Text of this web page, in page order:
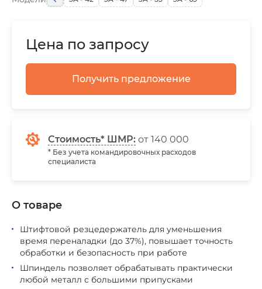
Цена по запросу
Получить предложение
Стоимость* ШМР: от 140 000
* Без учета командировочных расходов
специалиста
Штифтовой резцедержатель для уменьшения
время переналадки (до 37%), повышает точность
обработки и безопасность при работе
Шпиндель позволяет обрабатывать практически
любой металл с большими припусками
О товаре